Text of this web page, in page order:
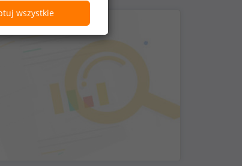
wszystkie